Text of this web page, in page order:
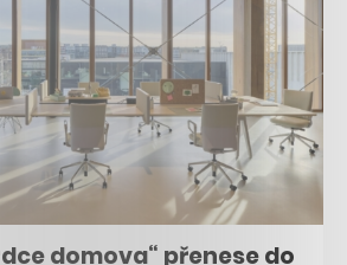
domova“ přenese do